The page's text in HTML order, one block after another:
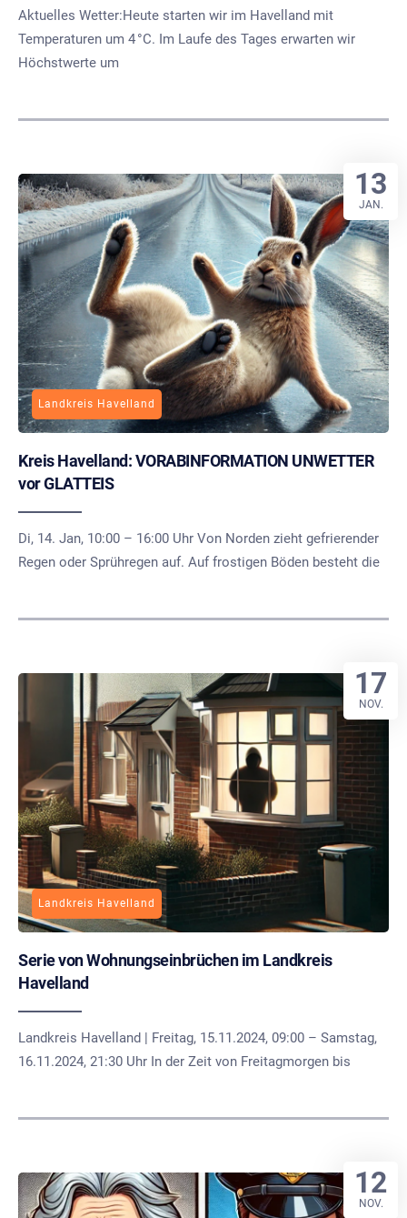
Aktuelles Wetter:Heute starten wir im Havelland mit
Temperaturen um 4 °C. Im Laufe des Tages erwarten wir
Höchstwerte um
Landkreis Havelland
Kreis Havelland: VORABINFORMATION UNWETTER
vor GLATTEIS
Di, 14. Jan, 10:00 – 16:00 Uhr Von Norden zieht gefrierender
Regen oder Sprühregen auf. Auf frostigen Böden besteht die
13
JAN.
Landkreis Havelland
Serie von Wohnungseinbrüchen im Landkreis
Havelland
Landkreis Havelland | Freitag, 15.11.2024, 09:00 – Samstag,
16.11.2024, 21:30 Uhr In der Zeit von Freitagmorgen bis
17
NOV.
12
NOV.